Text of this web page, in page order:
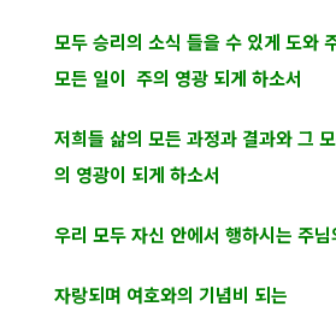
모두 승리의 소식 들을 수 있게 도와
모든 일이 주의 영광 되게 하소서
저희들 삶의 모든 과정과 결과와 그
의 영광이 되게 하소서
우리 모두 자신 안에서 행하시는 주
자랑되며 여호와의 기념비 되는